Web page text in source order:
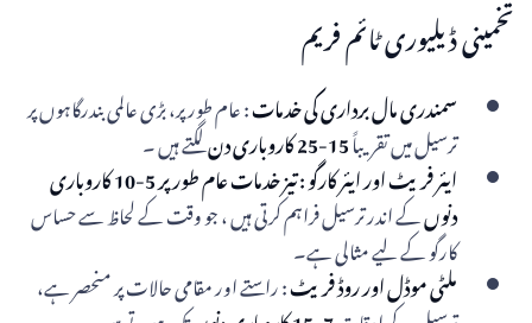
تخمینی ڈیلیوری ٹائم فریم
سمندری مال برداری کی خدمات: عام طور پر، بڑی عالمی بندرگاہوں پر
ترسیل میں تقریباً15-25 کاروباری دن لگتے ہیں ۔
ایئر فریٹ اور ایئر کارگو : تیز خدمات عام طور پر 5-10 کاروباری
دنوںکے اندر ترسیل فراہم کرتی ہیں ، جو وقت کے لحاظ سے حساس
کارگو کے لیے مثالی ہے۔
ملٹی موڈل اور روڈ فریٹ: راستے اور مقامی حالات پر منحصر ہے،